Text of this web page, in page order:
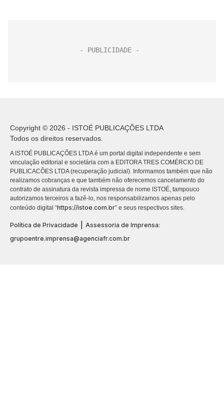
Copyright © 2026 - ISTOÉ PUBLICAÇÕES LTDA
Todos os direitos reservados.
A ISTOÉ PUBLICAÇÕES LTDA é um portal digital independente e sem
vinculação editorial e societária com a EDITORA TRES COMÉRCIO DE
PUBLICACÕES LTDA (recuperação judicial). Informamos também que não
realizamos cobranças e que também não oferecemos cancelamento do
contrato de assinatura da revista impressa de nome ISTOÉ, tampouco
autorizamos terceiros a fazê-lo, nos responsabilizamos apenas pelo
conteúdo digital “https://istoe.com.br” e seus respectivos sites.
Política de Privacidade
Assessoria de Imprensa:
grupoentre.imprensa@agenciafr.com.br